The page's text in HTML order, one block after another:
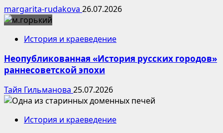
margarita-rudakova 26.07.2026
История и краеведение
Неопубликованная «История русских городов»
раннесоветской эпохи
Тайя Гильманова 25.07.2026
История и краеведение